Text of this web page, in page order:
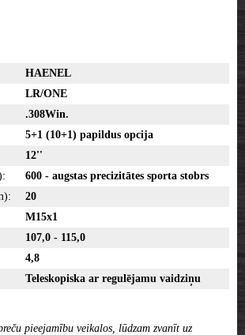
HAENEL
LR/ONE
.308Win.
5+1 (10+1) papildus opcija
12''
600 - augstas precizitātes sporta stobrs
20
M15x1
107,0 - 115,0
4,8
Teleskopiska ar regulējamu vaidziņu
pieejamību veikalos, lūdzam zvanīt uz